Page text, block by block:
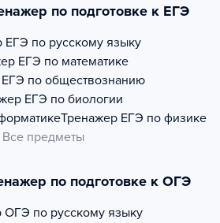
по подготовке к ЕГЭ
ЕГЭ по русскому языку
ЕГЭ по математике
ЕГЭ по обществознанию
ЕГЭ по биологии
Тренажер ЕГЭ по физике
Все предметы
по подготовке к ОГЭ
ОГЭ по русскому языку